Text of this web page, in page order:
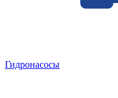
Гидронасосы